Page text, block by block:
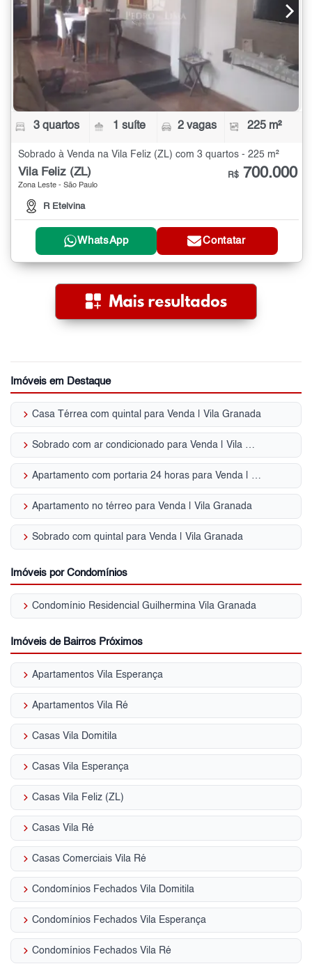
3 quartos 1 suíte 2 vagas 225 m²
Sobrado à Venda na Vila Feliz (ZL) com 3 quartos - 225 m²
Vila Feliz (ZL)
Zona Leste - São Paulo
R Etelvina
R$ 700.000
WhatsApp Contatar
Imóveis em Destaque
keyboard_arrow_right Casa Térrea com quintal para Venda | Vila Granada
keyboard_arrow_right Sobrado com ar condicionado para Venda | Vila Granada
keyboard_arrow_right Apartamento com portaria 24 horas para Venda | Vila Granada
keyboard_arrow_right Apartamento no térreo para Venda | Vila Granada
keyboard_arrow_right Sobrado com quintal para Venda | Vila Granada
Imóveis por Condomínios
keyboard_arrow_right Condomínio Residencial Guilhermina Vila Granada
Imóveis de Bairros Próximos
keyboard_arrow_right Apartamentos Vila Esperança
keyboard_arrow_right Apartamentos Vila Ré
keyboard_arrow_right Casas Vila Domitila
keyboard_arrow_right Casas Vila Esperança
keyboard_arrow_right Casas Vila Feliz (ZL)
keyboard_arrow_right Casas Vila Ré
keyboard_arrow_right Casas Comerciais Vila Ré
keyboard_arrow_right Condomínios Fechados Vila Domitila
keyboard_arrow_right Condomínios Fechados Vila Esperança
keyboard_arrow_right Condomínios Fechados Vila Ré